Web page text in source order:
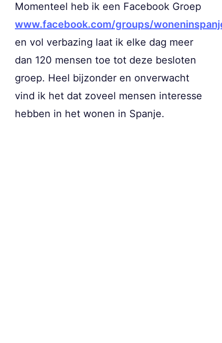
Momenteel heb ik een Facebook Groep
www.facebook.com/groups/
en vol verbazing laat ik elke dag meer
dan 120 mensen toe tot deze besloten
groep. Heel bijzonder en onverwacht
vind ik het dat zoveel mensen interesse
hebben in het wonen in Spanje.